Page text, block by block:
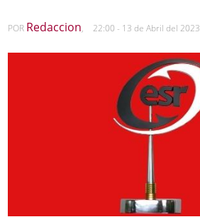
POR Redaccion, 22:00 - 13 de Abril del 2023